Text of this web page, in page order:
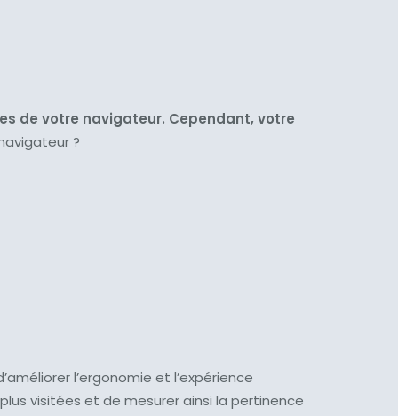
de votre navigateur. Cependant, votre
?
l’ergonomie et l’expérience
visitées et de mesurer ainsi la pertinence